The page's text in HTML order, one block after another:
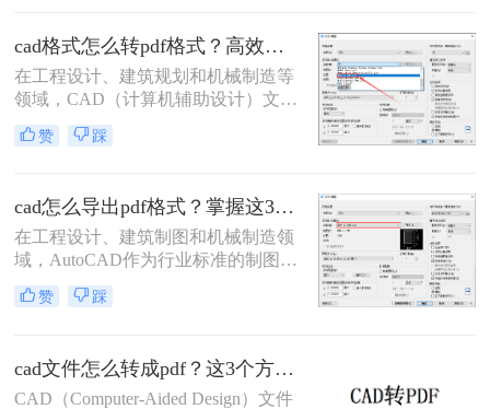
优势，被广泛应用于图纸提交、客户
审阅、档案存档及移动设备查看等场
景。
cad格式怎么转pdf格式？高效的五大方法详解！
在工程设计、建筑规划和机械制造等
领域，CAD（计算机辅助设计）文件
是传递设计思想的核心载体。然而，
当需要向客户、评审方或非技术背景
是最佳选择。此时，PDF（便携式文
档格式）以其跨平台、格式固定、易
于查看且体积小巧的优势，成为分享
和归档图纸的首选。
赞 踩
cad怎么导出pdf格式？掌握这3招就够了！
在工程设计、建筑制图和机械制造领
域，AutoCAD作为行业标准的制图软
件，其生成的DWG文件是工作的核
心。然而，在文件交付、图纸审查、
的特性，成为了无可替代的交换媒
介。掌握在AutoCAD中高效、高质量
赞 踩
cad文件怎么转成pdf？这3个方法可以一试！
CAD（Computer-Aided Design）文件